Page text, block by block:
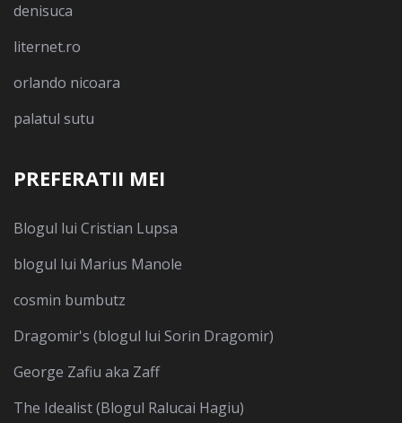
denisuca
liternet.ro
orlando nicoara
palatul sutu
PREFERATII MEI
Blogul lui Cristian Lupsa
blogul lui Marius Manole
cosmin bumbutz
Dragomir's (blogul lui Sorin Dragomir)
George Zafiu aka Zaff
The Idealist (Blogul Ralucai Hagiu)